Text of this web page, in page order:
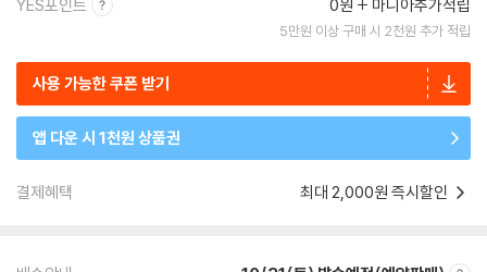
YES포인트 0원 마니아추가적립
5만원 이상 구매 시 2천원 추가 적립
사용 가능한 쿠폰 받기
앱 다운 시 1천원 상품권
결제혜택 최대 2,000원 즉시할인